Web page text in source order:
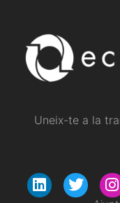
Uneix-te a la